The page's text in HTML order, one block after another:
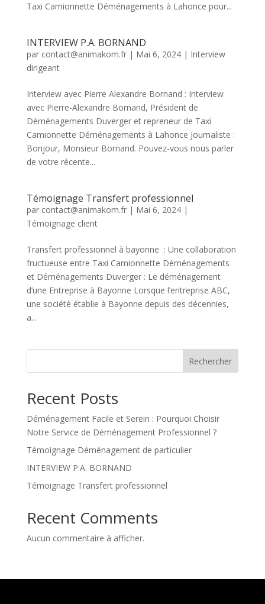
Taxi Camionnette Déménagements à Lahonce pour...
INTERVIEW P.A. BORNAND
par contact@animakom.fr| Mai 6, 2024| Interview
dirigeant
Interview avec Pierre Alexandre Bornand : Interview
avec Pierre-Alexandre Bornand, Président de
Déménagements Duverger et repreneur de Taxi
Camionnette Déménagements à Lahonce Journaliste :
Bonjour, Monsieur Bornand. Pouvez-vous nous parler
de votre récente...
Témoignage Transfert professionnel
par contact@animakom.fr| Mai 6, 2024|
Témoignage client
Transfert professionnel à bayonne : Une collaboration
fructueuse entre Taxi Camionnette Déménagements
et Déménagements Duverger : Le déménagement
d’une Entreprise à Bayonne Lorsque l’entreprise ABC,
une société établie à Bayonne depuis des décennies,
a...
Rechercher
Recent Posts
Déménagement Facile et Serein : Pourquoi Choisir
Notre Service de Déménagement Professionnel ?
Témoignage Déménagement de particulier
INTERVIEW P.A. BORNAND
Témoignage Transfert professionnel
Recent Comments
Aucun commentaire à afficher.